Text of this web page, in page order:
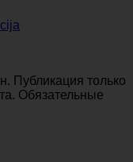
Публикация только
Обязательные